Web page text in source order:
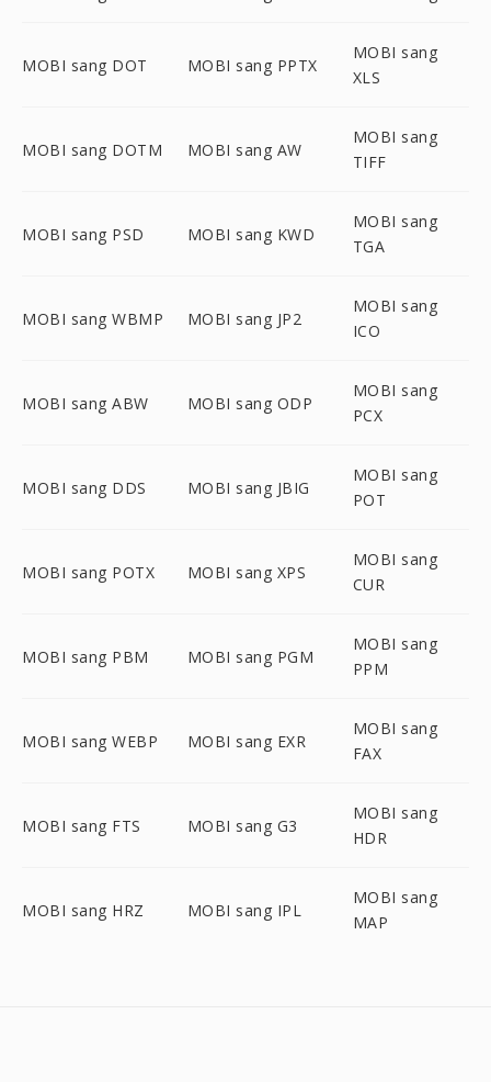
MOBI sang DOT MOBI sang PPTX
MOBI sang
XLS
MOBI sang DOTM MOBI sang AW
MOBI sang
TIFF
MOBI sang PSD MOBI sang KWD
MOBI sang
TGA
MOBI sang WBMP MOBI sang JP2
MOBI sang
ICO
MOBI sang ABW MOBI sang ODP
MOBI sang
PCX
MOBI sang DDS MOBI sang JBIG
MOBI sang
POT
MOBI sang POTX MOBI sang XPS
MOBI sang
CUR
MOBI sang PBM MOBI sang PGM
MOBI sang
PPM
MOBI sang WEBP MOBI sang EXR
MOBI sang
FAX
MOBI sang FTS MOBI sang G3
MOBI sang
HDR
MOBI sang HRZ MOBI sang IPL
MOBI sang
MAP